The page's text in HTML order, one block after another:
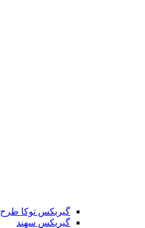
گیربکس توکا طرح
گیربکس سهند